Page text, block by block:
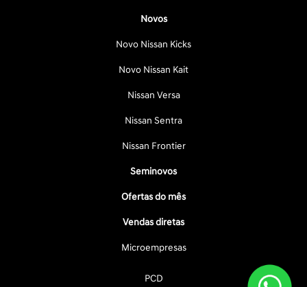
Novos
Novo Nissan Kicks
Novo Nissan Kait
Nissan Versa
Nissan Sentra
Nissan Frontier
Seminovos
Ofertas do mês
Vendas diretas
Microempresas
PCD